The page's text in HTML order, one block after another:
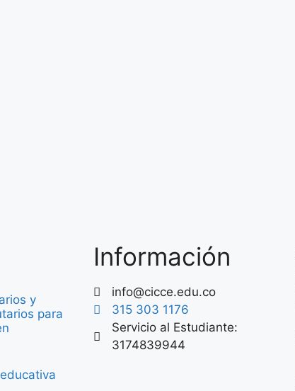
y
para
Información
info@cicce.edu.co
315 303 1176
Servicio al Estudiante:
3174839944